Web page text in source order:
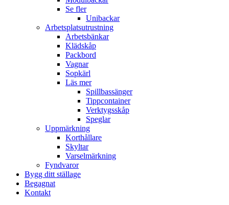
Se fler
Unibackar
Arbetsplatsutrustning
Arbetsbänkar
Klädskåp
Packbord
Vagnar
Sopkärl
Läs mer
Spillbassänger
Tippcontainer
Verktygsskåp
Speglar
Uppmärkning
Korthållare
Skyltar
Varselmärkning
Fyndvaror
Bygg ditt ställage
Begagnat
Kontakt